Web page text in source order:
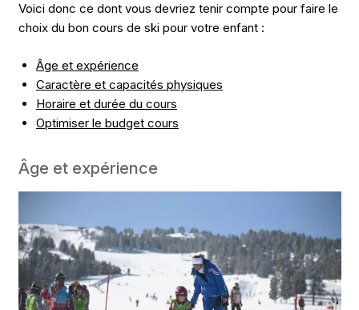
Voici donc ce dont vous devriez tenir compte pour faire le
choix du bon cours de ski pour votre enfant :
Âge et expérience
Caractère et capacités physiques
Horaire et durée du cours
Optimiser le budget cours
Âge et expérience